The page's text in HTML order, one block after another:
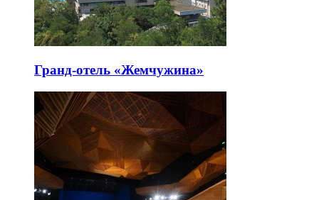
Гранд-отель «Жемчужина»